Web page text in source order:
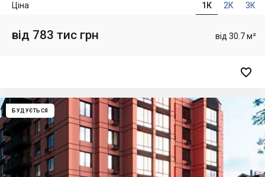
1К 2К 3К
Ціна
від 30.7 м²
від 783 тис грн

БУДУЄТЬСЯ